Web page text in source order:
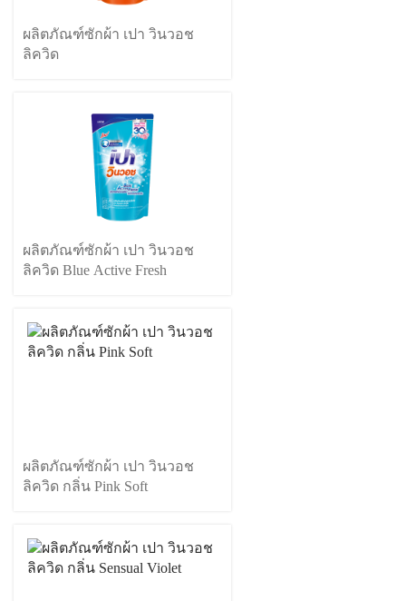
ผลิตภัณฑ์ซักผ้า เปา วินวอช
ลิควิด
ผลิตภัณฑ์ซักผ้า เปา วินวอช
ลิควิด Blue Active Fresh
ผลิตภัณฑ์ซักผ้า เปา วินวอช
ลิควิด กลิ่น Pink Soft